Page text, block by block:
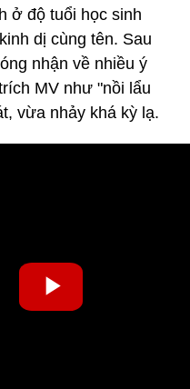
ở độ tuổi học sinh
dị cùng tên. Sau
nhận về nhiều ý
MV như "nồi lẩu
vừa nhảy khá kỳ lạ.